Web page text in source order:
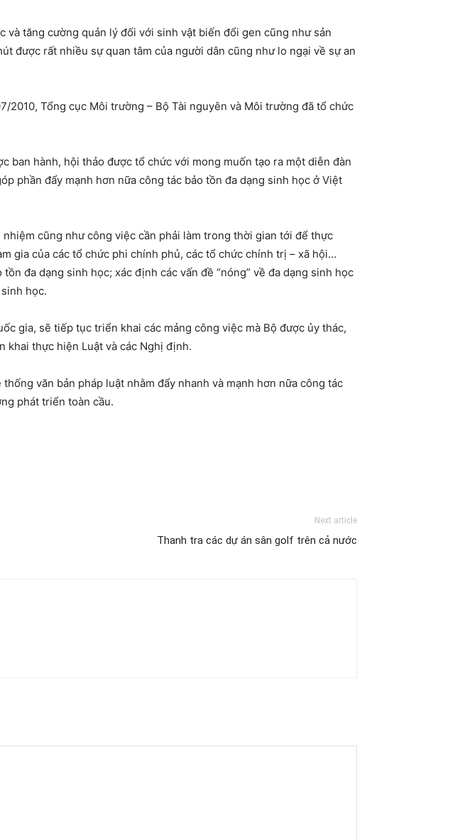
tăng cường quản lý đối với sinh vật biến đổi gen cũng như sản
được rất nhiều sự quan tâm của người dân cũng như lo ngại về sự an
Tổng cục Môi trường – Bộ Tài nguyên và Môi trường đã tổ chức
ban hành, hội thảo được tổ chức với mong muốn tạo ra một diễn đàn
phần đẩy mạnh hơn nữa công tác bảo tồn đa dạng sinh học ở Việt
cũng như công việc cần phải làm trong thời gian tới để thực
gia của các tổ chức phi chính phủ, các tổ chức chính trị – xã hội…
đa dạng sinh học; xác định các vấn đề “nóng” về đa dạng sinh học
học.
gia, sẽ tiếp tục triển khai các mảng công việc mà Bộ được ủy thác,
khai thực hiện Luật và các Nghị định.
văn bản pháp luật nhằm đẩy nhanh và mạnh hơn nữa công tác
phát triển toàn cầu.
Next article
Thanh tra các dự án sân golf trên cả nước